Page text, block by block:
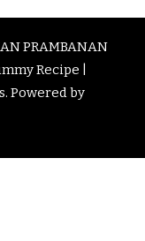
PRAMBANAN
Recipe |
. Powered by